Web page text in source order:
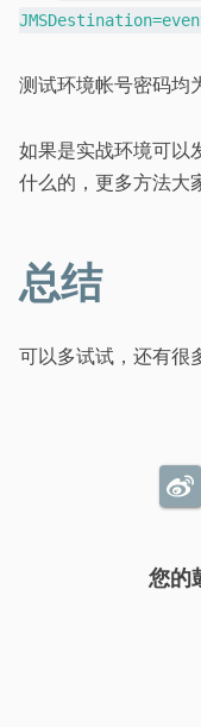
测试环境帐号密码均
如果是实战环境可以
什么的，更多方法大
总结
可以多试试，还有很
您的